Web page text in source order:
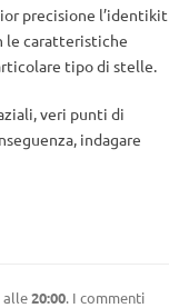
precisione l’identikit
le caratteristiche
tipo di stelle.
veri punti di
indagare
alle20:00. I commenti